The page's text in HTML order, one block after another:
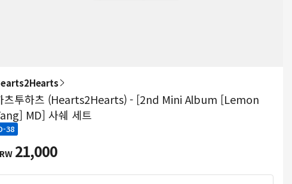
츠투하츠 (Hearts2Hearts) - [2nd Mini Album [Lemon
MD] 사쉐 세트
38
21,000